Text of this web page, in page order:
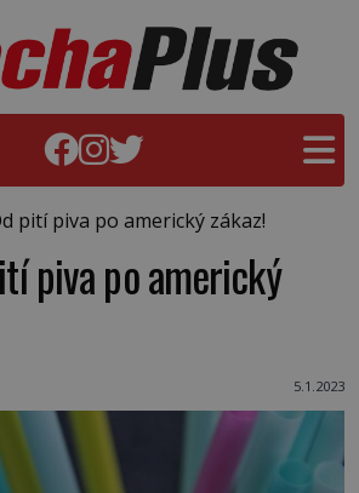
pití piva po americký zákaz!
piva po americký
5.1.2023